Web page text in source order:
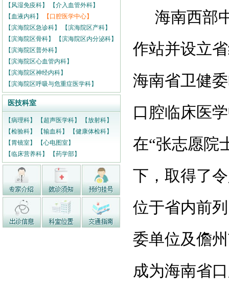
【风湿免疫科】
【介入血管外科】
【血液内科】
【口腔医学中心】
【滨海院区急诊科】
【滨海院区产科】
【滨海院区骨科】
【滨海院区内分泌科】
【滨海院区普外科】
【滨海院区心血管内科】
【滨海院区神经内科】
【滨海院区呼吸与危重症医学科】
医技科室
【病理科】 【超声医学科】
【放射科】
【检验科】
【输血科】
【健康体检科】
【胃镜室】
【心电图室】
【临床营养科】
【药学部】
海南西部
作站并设立
海南省卫健
口腔临床医
在“张志愿院
下，取得了
位于省内前
委单位及儋
成为海南省